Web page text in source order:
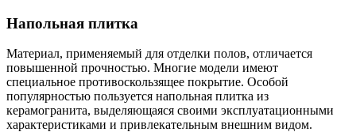
Напольная плитка
Материал, применяемый для отделки полов, отличается
повышенной прочностью. Многие модели имеют
специальное противоскользящее покрытие. Особой
популярностью пользуется напольная плитка из
керамогранита, выделяющаяся своими эксплуатационными
характеристиками и привлекательным внешним видом.